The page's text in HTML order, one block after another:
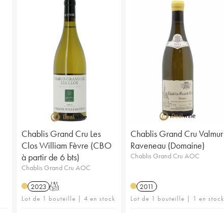
Chablis Grand Cru Les
Clos William Fèvre (CBO
à partir de 6 bts)
Chablis Grand Cru AOC
2023 T
Lot de 1 bouteille | 4 en stock
Chablis Grand Cru Valmur
Raveneau (Domaine)
Chablis Grand Cru AOC
2011
Lot de 1 bouteille | 1 en stock